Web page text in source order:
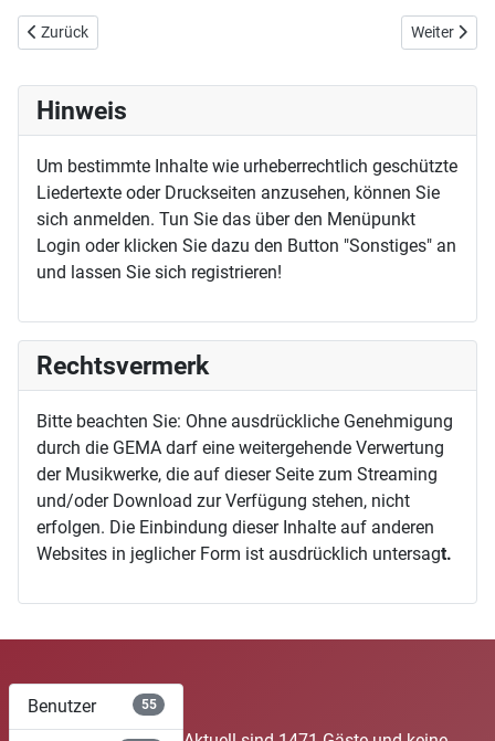
Vorheriger Beitrag: Herzlich tut mich erfreuen (EG 148)
Zurück Nächster
Weiter
Hinweis
Um bestimmte Inhalte wie urheberrechtlich geschützte
Liedertexte oder Druckseiten anzusehen, können Sie
sich anmelden. Tun Sie das über den Menüpunkt
Login oder klicken Sie dazu den Button "Sonstiges" an
und lassen Sie sich registrieren!
Rechtsvermerk
Bitte beachten Sie: Ohne ausdrückliche Genehmigung
durch die GEMA darf eine weitergehende Verwertung
der Musikwerke, die auf dieser Seite zum Streaming
und/oder Download zur Verfügung stehen, nicht
erfolgen. Die Einbindung dieser Inhalte auf anderen
Websites in jeglicher Form ist ausdrücklich untersagt.
Benutzer 55